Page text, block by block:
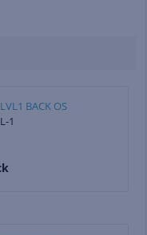
BACK OS
1